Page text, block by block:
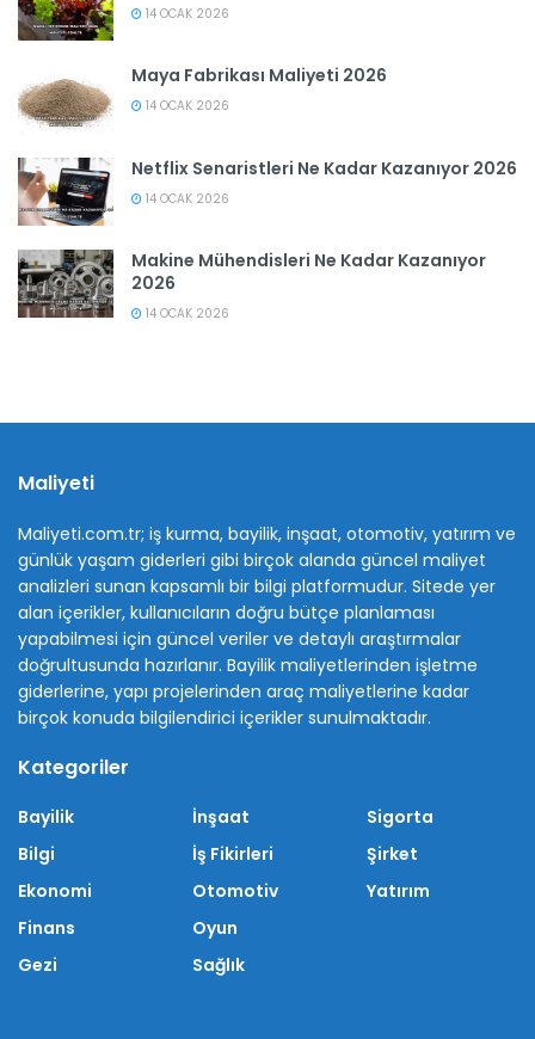
14 OCAK 2026
Maya Fabrikası Maliyeti 2026
14 OCAK 2026
Netflix Senaristleri Ne Kadar Kazanıyor 2026
14 OCAK 2026
Makine Mühendisleri Ne Kadar Kazanıyor
2026
14 OCAK 2026
Maliyeti
Maliyeti.com.tr; iş kurma, bayilik, inşaat, otomotiv, yatırım ve
günlük yaşam giderleri gibi birçok alanda güncel maliyet
analizleri sunan kapsamlı bir bilgi platformudur. Sitede yer
alan içerikler, kullanıcıların doğru bütçe planlaması
yapabilmesi için güncel veriler ve detaylı araştırmalar
doğrultusunda hazırlanır. Bayilik maliyetlerinden işletme
giderlerine, yapı projelerinden araç maliyetlerine kadar
birçok konuda bilgilendirici içerikler sunulmaktadır.
Kategoriler
Bayilik
Bilgi
Ekonomi
Finans
Gezi
İnşaat
İş Fikirleri
Otomotiv
Oyun
Sağlık
Sigorta
Şirket
Yatırım